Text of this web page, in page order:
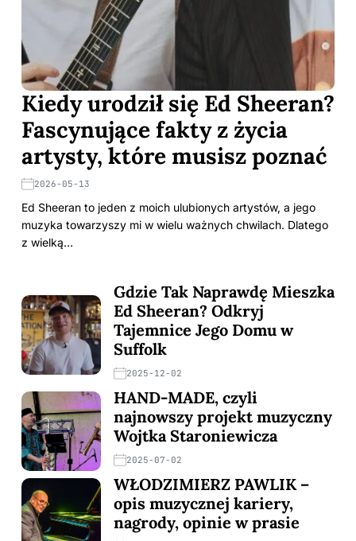
Kiedy urodził się Ed Sheeran?
Fascynujące fakty z życia
artysty, które musisz poznać
2026-05-13
Ed Sheeran to jeden z moich ulubionych artystów, a jego
muzyka towarzyszy mi w wielu ważnych chwilach. Dlatego
z wielką…
Gdzie Tak Naprawdę Mieszka
Ed Sheeran? Odkryj
Tajemnice Jego Domu w
Suffolk
2025-12-02
HAND-MADE, czyli
najnowszy projekt muzyczny
Wojtka Staroniewicza
2025-07-02
WŁODZIMIERZ PAWLIK –
opis muzycznej kariery,
nagrody, opinie w prasie